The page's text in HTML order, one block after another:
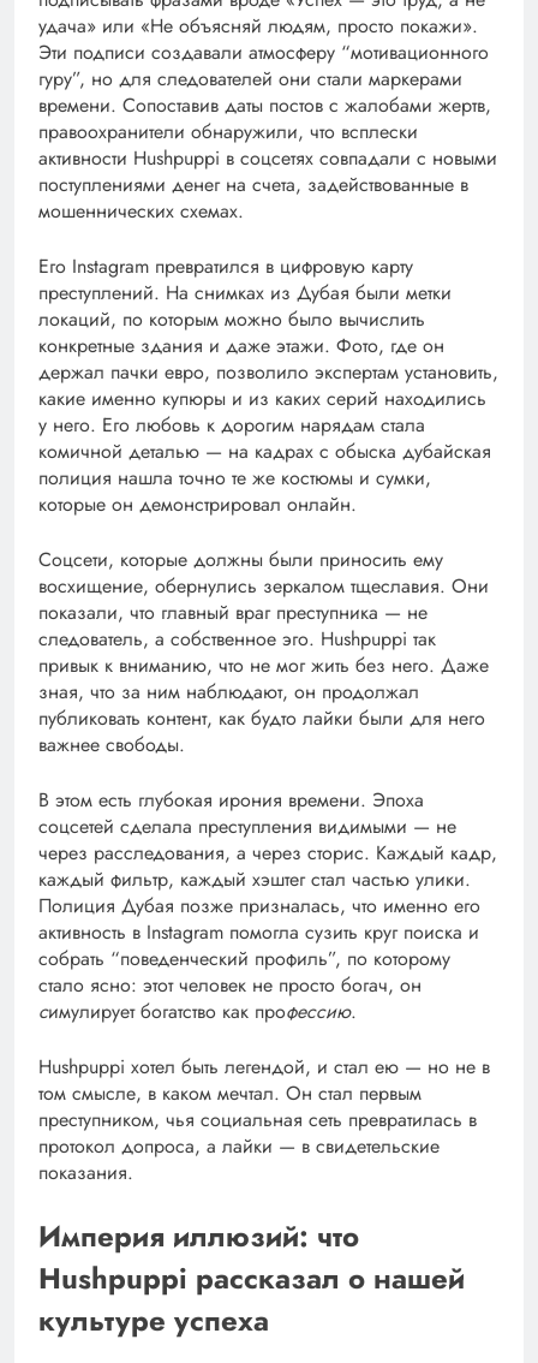
удача» или «Не объясняй людям, просто покажи».
Эти подписи создавали атмосферу “мотивационного
гуру”, но для следователей они стали маркерами
времени. Сопоставив даты постов с жалобами жертв,
правоохранители обнаружили, что всплески
активности Hushpuppi в соцсетях совпадали с новыми
поступлениями денег на счета, задействованные в
мошеннических схемах.
Его Instagram превратился в цифровую карту
преступлений. На снимках из Дубая были метки
локаций, по которым можно было вычислить
конкретные здания и даже этажи. Фото, где он
держал пачки евро, позволило экспертам установить,
какие именно купюры и из каких серий находились
у него. Его любовь к дорогим нарядам стала
комичной деталью — на кадрах с обыска дубайская
полиция нашла точно те же костюмы и сумки,
которые он демонстрировал онлайн.
Соцсети, которые должны были приносить ему
восхищение, обернулись зеркалом тщеславия. Они
показали, что главный враг преступника — не
следователь, а собственное эго. Hushpuppi так
привык к вниманию, что не мог жить без него. Даже
зная, что за ним наблюдают, он продолжал
публиковать контент, как будто лайки были для него
важнее свободы.
В этом есть глубокая ирония времени. Эпоха
соцсетей сделала преступления видимыми — не
через расследования, а через сторис. Каждый кадр,
каждый фильтр, каждый хэштег стал частью улики.
Полиция Дубая позже призналась, что именно его
активность в Instagram помогла сузить круг поиска и
собрать “поведенческий профиль”, по которому
стало ясно: этот человек не просто богач, он
симулирует богатство как профессию.
Hushpuppi хотел быть легендой, и стал ею — но не в
том смысле, в каком мечтал. Он стал первым
преступником, чья социальная сеть превратилась в
протокол допроса, а лайки — в свидетельские
показания.
Империя иллюзий: что
Hushpuppi рассказал о нашей
культуре успеха